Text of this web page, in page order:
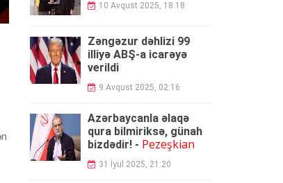
10 Avqust 2025, 18:18
Zəngəzur dəhlizi 99
illiyə ABŞ-a icarəyə
verildi
9 Avqust 2025, 02:16
Azərbaycanla əlaqə
qura bilmiriksə, günah
bizdədir! - Pezeşkian
31 İyul 2025, 21:20